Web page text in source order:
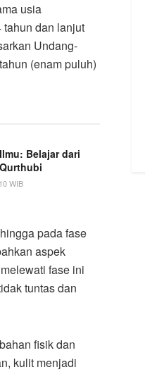
usia
tahun dan lanjut
Undang-
(enam puluh)
Belajar dari
WIB
pada fase
aspek
fase ini
tuntas dan
fisik dan
kulit menjadi